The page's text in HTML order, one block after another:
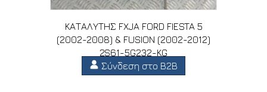
ΚΑΤΑΛΥΤΗΣ FXJA FORD FIESTA 5
(2002-2008) & FUSION (2002-2012)
2S61-5G232-KG
Σύνδεση στο B2B